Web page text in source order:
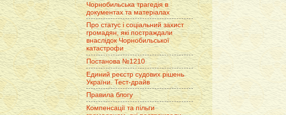
Чорнобильська трагедія в
документах та матеріалах
Про статус і соціальний захист
громадян, які постраждали
внаслідок Чорнобильської
катастрофи
Постанова №1210
Единий реєстр судових рішень
України. Тест-драйв
Правила блогу
Компенсації та пільги